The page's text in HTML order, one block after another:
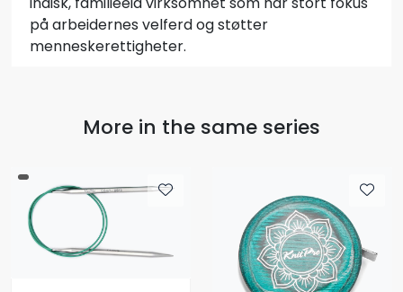
på arbeidernes velferd og støtter
menneskerettigheter.
More in the same series